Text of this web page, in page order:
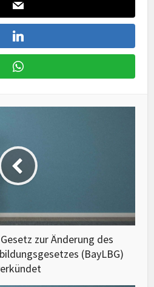
zur Änderung des
(BayLBG)